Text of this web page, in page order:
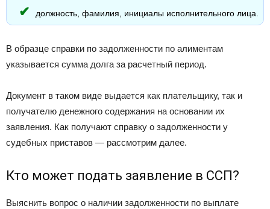
должность, фамилия, инициалы исполнительного лица.
В образце справки по задолженности по алиментам
указывается сумма долга за расчетный период.
Документ в таком виде выдается как плательщику, так и
получателю денежного содержания на основании их
заявления. Как получают справку о задолженности у
судебных приставов — рассмотрим далее.
Кто может подать заявление в ССП?
Выяснить вопрос о наличии задолженности по выплате